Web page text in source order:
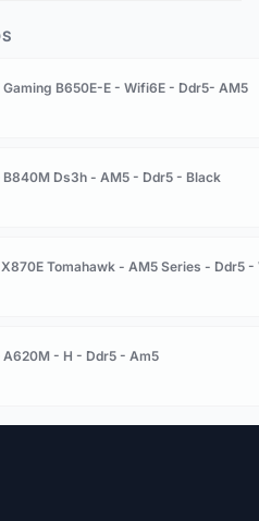
B650E-E - Wifi6E - Ddr5- AM5
B840M Ds3h - AM5 - Ddr5 - Black
Tomahawk - AM5 Series - Ddr5 -
A620M - H - Ddr5 - Am5